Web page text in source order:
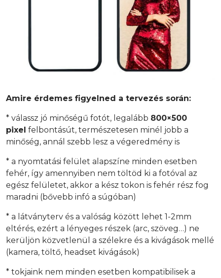
Amire érdemes figyelned a tervezés során:
* válassz jó minőségű fotót, legalább 800×500
pixel felbontásút, természetesen minél jobb a
minőség, annál szebb lesz a végeredmény is
* a nyomtatási felület alapszíne minden esetben
fehér, így amennyiben nem töltöd ki a fotóval az
egész felületet, akkor a kész tokon is fehér rész fog
maradni (bővebb infó a súgóban)
* a látványterv és a valóság között lehet 1-2mm
eltérés, ezért a lényeges részek (arc, szöveg…) ne
kerüljön közvetlenül a szélekre és a kivágások mellé
(kamera, töltő, headset kivágások)
* tokjaink nem minden esetben kompatibilisek a